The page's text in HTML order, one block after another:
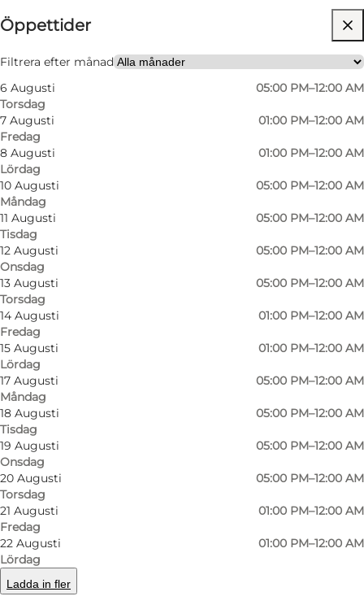
Öppettider
Filtrera efter månad
6 Augusti
Torsdag
05:00 PM–12:00 AM
7 Augusti
Fredag
01:00 PM–12:00 AM
8 Augusti
Lördag
01:00 PM–12:00 AM
10 Augusti
Måndag
05:00 PM–12:00 AM
11 Augusti
Tisdag
05:00 PM–12:00 AM
12 Augusti
Onsdag
05:00 PM–12:00 AM
13 Augusti
Torsdag
05:00 PM–12:00 AM
14 Augusti
Fredag
01:00 PM–12:00 AM
15 Augusti
Lördag
01:00 PM–12:00 AM
17 Augusti
Måndag
05:00 PM–12:00 AM
18 Augusti
Tisdag
05:00 PM–12:00 AM
19 Augusti
Onsdag
05:00 PM–12:00 AM
20 Augusti
Torsdag
05:00 PM–12:00 AM
21 Augusti
Fredag
01:00 PM–12:00 AM
22 Augusti
Lördag
01:00 PM–12:00 AM
Ladda in fler
Besök webbplats
My partner, Friends
Dexter is the city's intimate regional venue,
where primarily jazz, blues, songwriter, folk /
world music are played, with both Danish and
foreign artists.
Related genres such as electronica, indie, pop /
rock, rockabilly and americana / country are also
finding their way to Dexter.
Dexter is open every weekday from September
to June, and three days a week throughout the
summer.
Facebook